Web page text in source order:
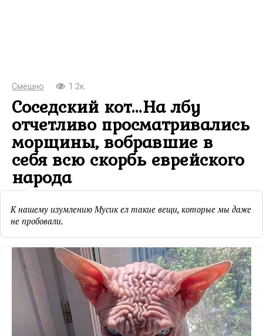
Смешно 1.2к.
Соседский кот…На лбу
отчетливо просматривались
морщины, вобравшие в
себя всю скорбь еврейского
народа
К нашему изумлению Мусик ел такие вещи, которые мы даже
не пробовали.